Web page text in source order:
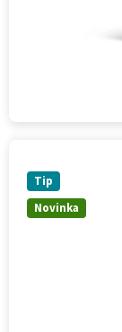
Novinka
Tip